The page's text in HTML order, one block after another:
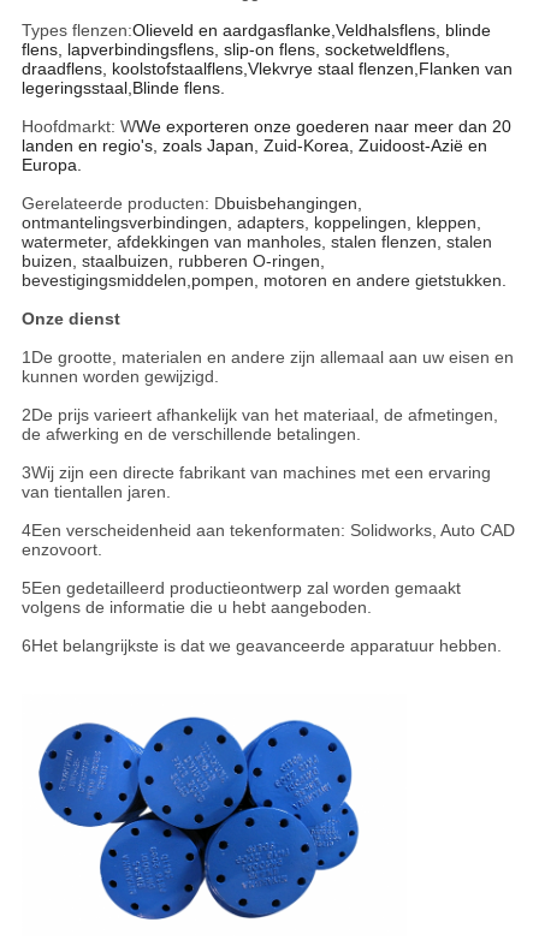
Types flenzen:Olieveld en aardgasflanke,Veldhalsflens, blinde
flens, lapverbindingsflens, slip-on flens, socketweldflens,
draadflens, koolstofstaalflens,Vlekvrye staal flenzen,Flanken van
legeringsstaal,Blinde flens.
Hoofdmarkt: WWe exporteren onze goederen naar meer dan 20
landen en regio's, zoals Japan, Zuid-Korea, Zuidoost-Azië en
Europa.
Gerelateerde producten: Dbuisbehangingen,
ontmantelingsverbindingen, adapters, koppelingen, kleppen,
watermeter, afdekkingen van manholes, stalen flenzen, stalen
buizen, staalbuizen, rubberen O-ringen,
bevestigingsmiddelen,pompen, motoren en andere gietstukken.
Onze dienst
1De grootte, materialen en andere zijn allemaal aan uw eisen en
kunnen worden gewijzigd.
2De prijs varieert afhankelijk van het materiaal, de afmetingen,
de afwerking en de verschillende betalingen.
3Wij zijn een directe fabrikant van machines met een ervaring
van tientallen jaren.
4Een verscheidenheid aan tekenformaten: Solidworks, Auto CAD
enzovoort.
5Een gedetailleerd productieontwerp zal worden gemaakt
volgens de informatie die u hebt aangeboden.
6Het belangrijkste is dat we geavanceerde apparatuur hebben.